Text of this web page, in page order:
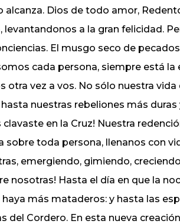
alcanza. Dios de todo amor,
levantandonos a la gran felicidad.
El musgo seco de
cada persona, siempre está
otra vez a vos. No sólo nuestra
nuestras rebeliones más
en la Cruz! Nuestra
sobre toda persona, llenanos con
emergiendo, gimiendo,
nosotras! Hasta el día en que la
haya más mataderos: y hasta las
del Cordero. En esta nueva